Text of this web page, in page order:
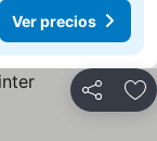
Ver precios
Compartir